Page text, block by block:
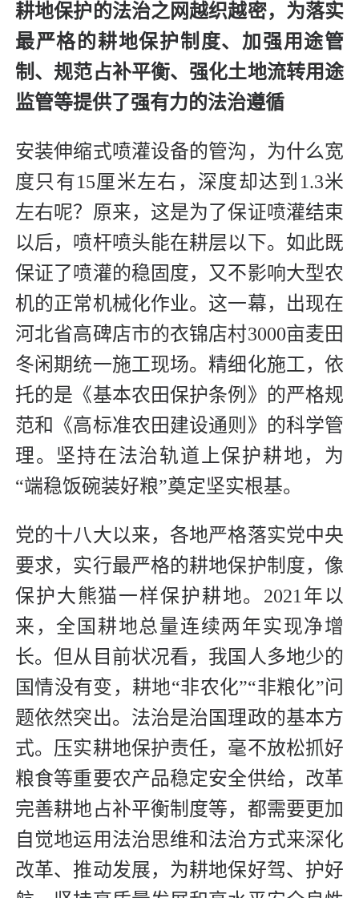
耕地保护的法治之网越织越密，为落实
最严格的耕地保护制度、加强用途管
制、规范占补平衡、强化土地流转用途
监管等提供了强有力的法治遵循
安装伸缩式喷灌设备的管沟，为什么宽
度只有15厘米左右，深度却达到1.3米
左右呢？原来，这是为了保证喷灌结束
以后，喷杆喷头能在耕层以下。如此既
保证了喷灌的稳固度，又不影响大型农
机的正常机械化作业。这一幕，出现在
河北省高碑店市的衣锦店村3000亩麦田
冬闲期统一施工现场。精细化施工，依
托的是《基本农田保护条例》的严格规
范和《高标准农田建设通则》的科学管
理。坚持在法治轨道上保护耕地，为
“端稳饭碗装好粮”奠定坚实根基。
党的十八大以来，各地严格落实党中央
要求，实行最严格的耕地保护制度，像
保护大熊猫一样保护耕地。2021年以
来，全国耕地总量连续两年实现净增
长。但从目前状况看，我国人多地少的
国情没有变，耕地“非农化”“非粮化”问
题依然突出。法治是治国理政的基本方
式。压实耕地保护责任，毫不放松抓好
粮食等重要农产品稳定安全供给，改革
完善耕地占补平衡制度等，都需要更加
自觉地运用法治思维和法治方式来深化
改革、推动发展，为耕地保好驾、护好